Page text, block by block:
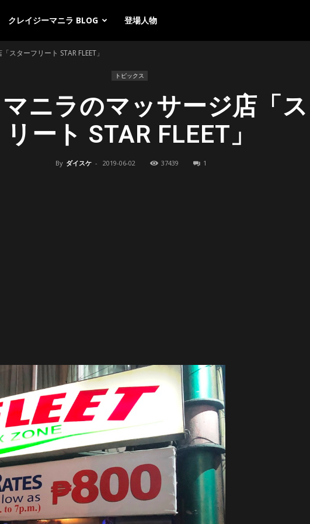
クレイジーマニラ BLOG 登場人物
スターフリート STAR FLEET」
トピックス
ニラのマッサージ店「
リート STAR FLEET」
By ダイスケ - 2019-06-02 37439 1